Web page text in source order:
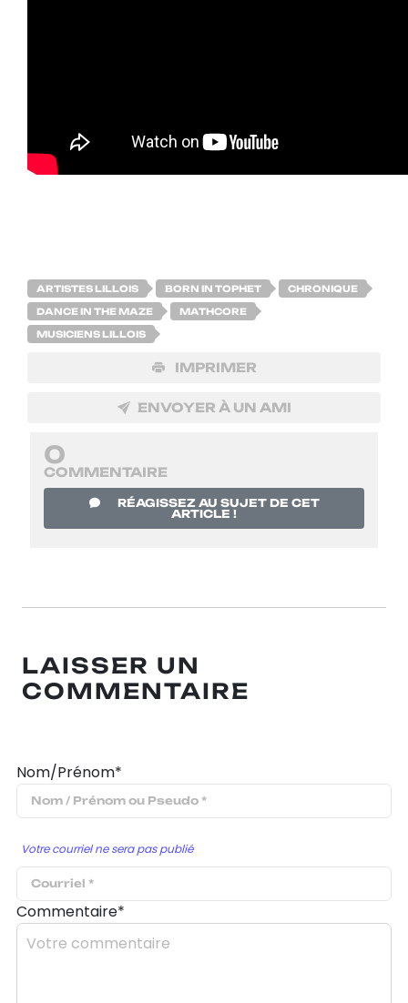
ARTISTES LILLOIS BORN IN TOPHET CHRONIQUE
DANCE IN THE MAZE MATHCORE
MUSICIENS LILLOIS
IMPRIMER
ENVOYER À UN AMI
0
COMMENTAIRE
RÉAGISSEZ AU SUJET DE CET
ARTICLE !
LAISSER UN
COMMENTAIRE
Nom/Prénom*
Votre courriel ne sera pas publié
Commentaire*